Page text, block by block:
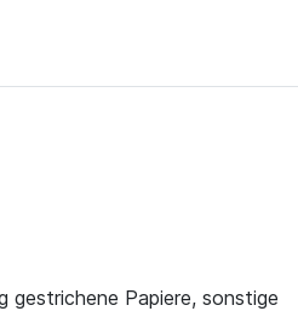
gestrichene Papiere, sonstige